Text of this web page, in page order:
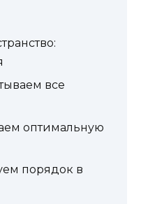
все
оптимальную
порядок в